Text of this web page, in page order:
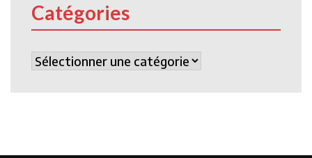
Catégories
Catégories